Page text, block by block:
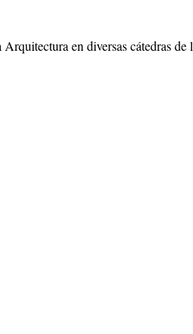
en diversas cátedras